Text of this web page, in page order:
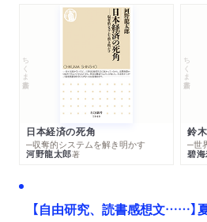
ちくま新書
日本経済の死角
─収奪的システムを解き明かす
河野龍太郎著
ちくま新書
鈴
─世
碧
【自由研究、読書感想文……】